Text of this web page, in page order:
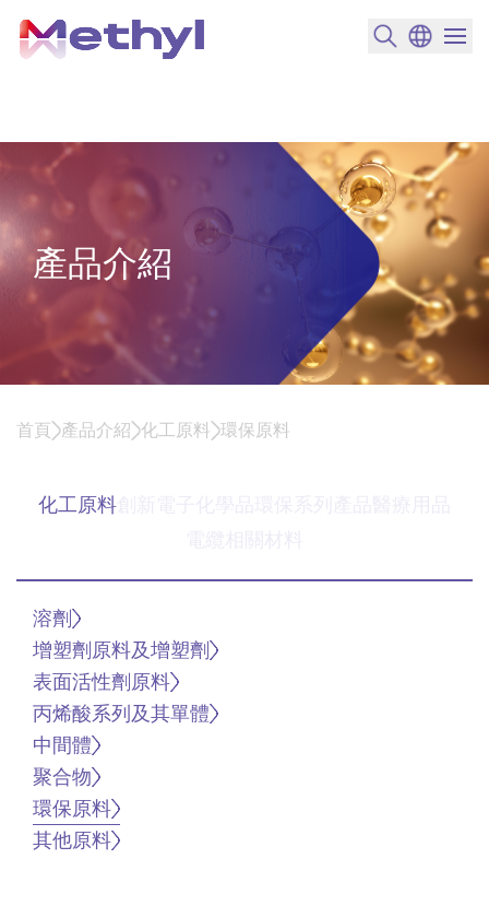
搜尋產品
變更語言
選單
產品介紹
首頁 產品介紹 化工原料 環保原料
化工原料
溶劑
增塑劑原料及增塑劑
表面活性劑原料
丙烯酸系列及其單體
中間體
聚合物
環保原料
其他原料